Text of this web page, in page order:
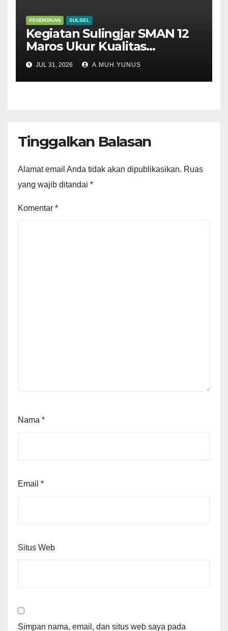
PENDIDIKAN SULSEL
Kegiatan Sulingjar SMAN 12
Maros Ukur Kualitas
Pembelajaran
JUL 31, 2026 A.MUH.YUNUS
Tinggalkan Balasan
Alamat email Anda tidak akan dipublikasikan. Ruas
yang wajib ditandai *
Komentar *
Nama *
Email *
Situs Web
Simpan nama, email, dan situs web saya pada